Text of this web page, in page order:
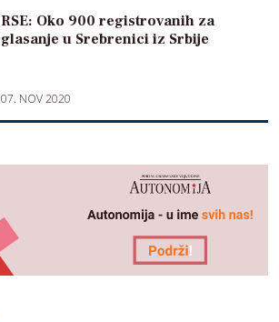
RSE: Oko 900 registrovanih za
glasanje u Srebrenici iz Srbije
07. NOV 2020